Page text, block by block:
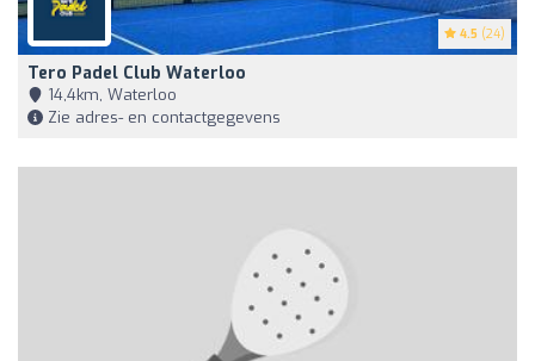
4.5 (24)
Tero Padel Club Waterloo
14,4km, Waterloo
Zie adres- en contactgegevens